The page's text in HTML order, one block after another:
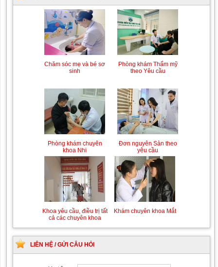
Chăm sóc mẹ và bé sơ
sinh
Phòng khám Thẩm mỹ
theo Yêu cầu
Phòng khám chuyên
khoa Nhi
Đơn nguyên Sản theo
yêu cầu
Khoa yêu cầu, điều trị tất
cả các chuyên khoa
Khám chuyên khoa Mắt
LIÊN HỆ / GỬI CÂU HỎI